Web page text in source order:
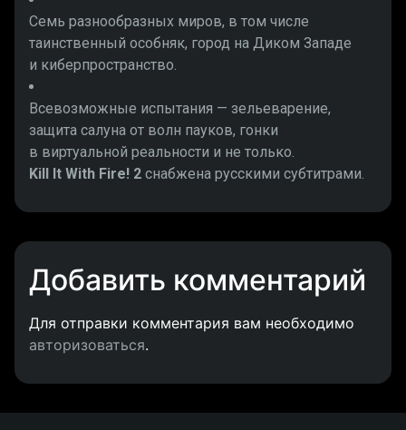
Семь разнообразных миров, в том числе
таинственный особняк, город на Диком Западе
и киберпространство.
Всевозможные испытания — зельеварение,
защита салуна от волн пауков, гонки
в виртуальной реальности и не только.
Kill It With Fire! 2 снабжена русскими субтитрами.
Добавить комментарий
Для отправки комментария вам необходимо
авторизоваться.